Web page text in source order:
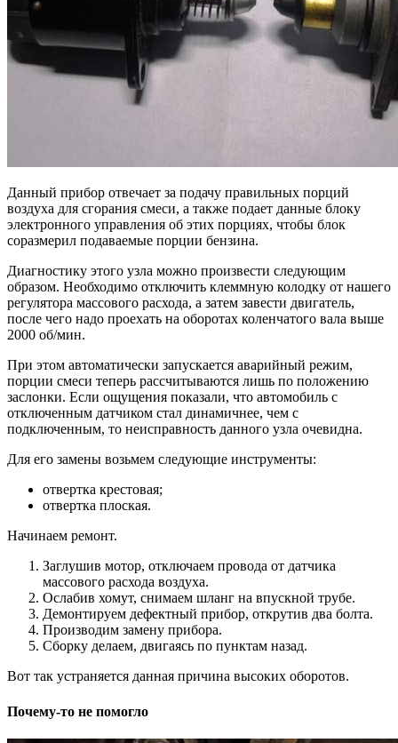
Данный прибор отвечает за подачу правильных порций
воздуха для сгорания смеси, а также подает данные блоку
электронного управления об этих порциях, чтобы блок
соразмерил подаваемые порции бензина.
Диагностику этого узла можно произвести следующим
образом. Необходимо отключить клеммную колодку от нашего
регулятора массового расхода, а затем завести двигатель,
после чего надо проехать на оборотах коленчатого вала выше
2000 об/мин.
При этом автоматически запускается аварийный режим,
порции смеси теперь рассчитываются лишь по положению
заслонки. Если ощущения показали, что автомобиль с
отключенным датчиком стал динамичнее, чем с
подключенным, то неисправность данного узла очевидна.
Для его замены возьмем следующие инструменты:
отвертка крестовая;
отвертка плоская.
Начинаем ремонт.
Заглушив мотор, отключаем провода от датчика
массового расхода воздуха.
Ослабив хомут, снимаем шланг на впускной трубе.
Демонтируем дефектный прибор, открутив два болта.
Производим замену прибора.
Сборку делаем, двигаясь по пунктам назад.
Вот так устраняется данная причина высоких оборотов.
Почему-то не помогло